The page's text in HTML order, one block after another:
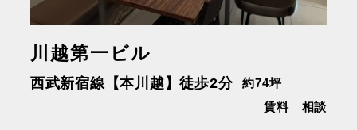
川越第一ビル
西武新宿線【本川越】徒歩2分
約74坪
賃料 相談